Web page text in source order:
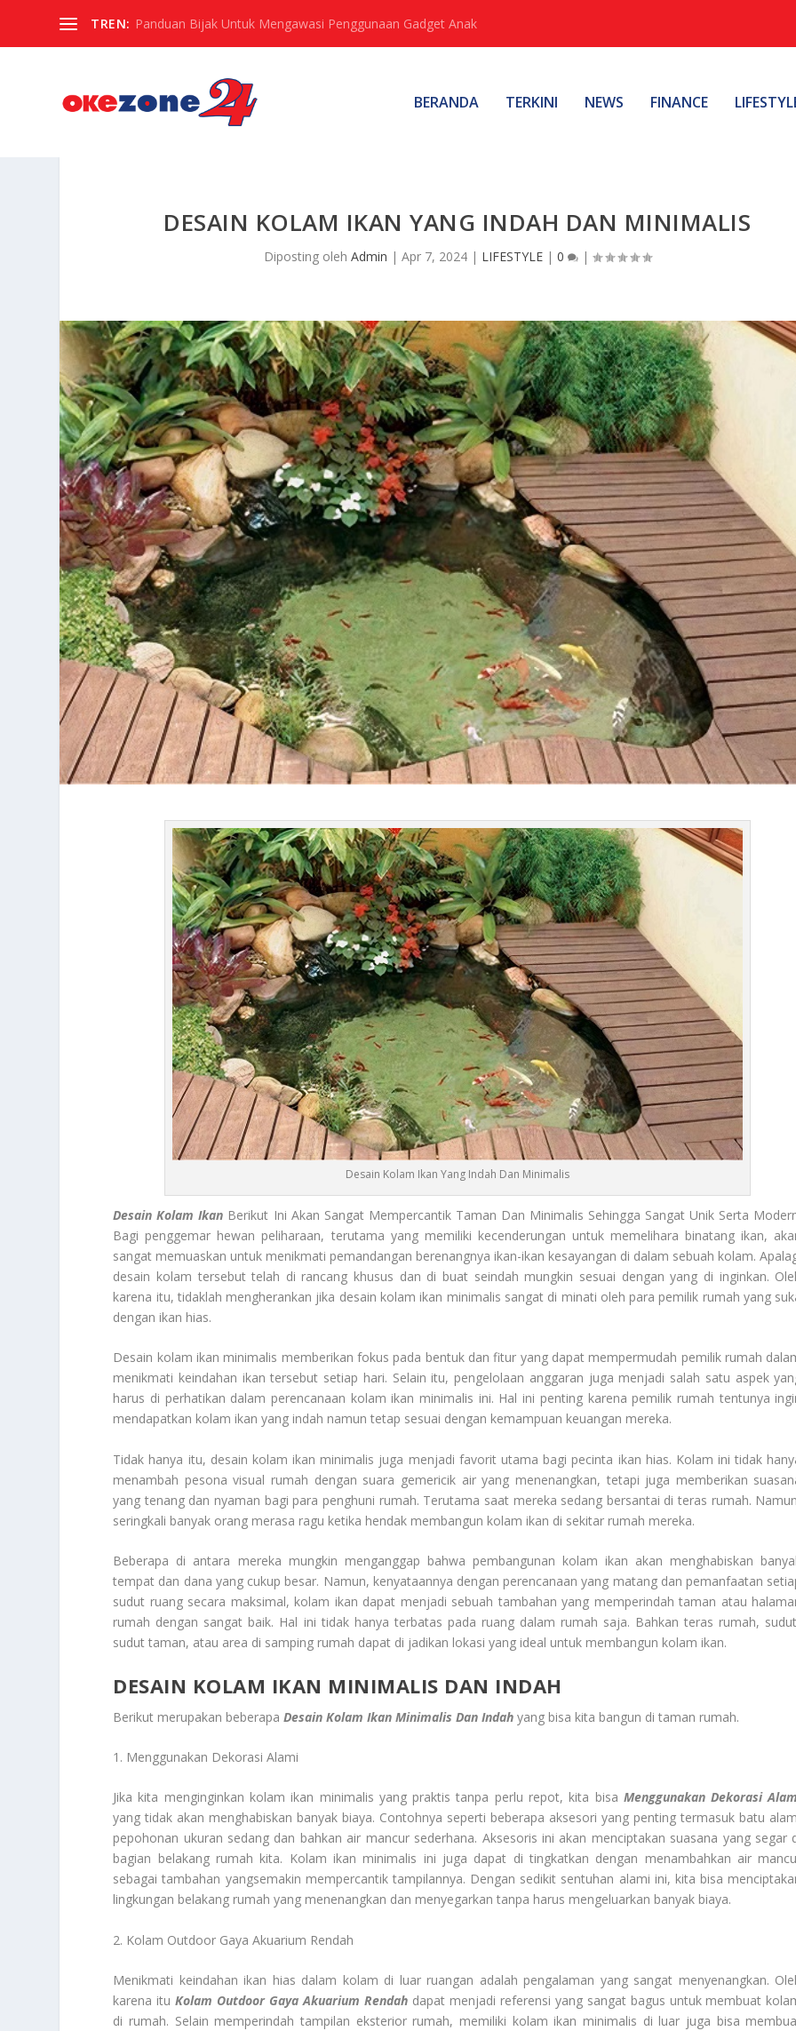
TREN: Panduan Bijak Untuk Mengawasi Penggunaan Gadget Anak
BERANDA TERKINI NEWS FINANCE
DESAIN KOLAM IKAN YANG INDAH DAN MINIMALIS
Diposting oleh Admin | Apr 7, 2024| LIFESTYLE| 0 |
Desain Kolam Ikan Yang Indah Dan Minimalis
Desain Kolam Ikan Berikut Ini Akan Sangat Mempercantik Taman Dan Minimalis Sehingga Sangat Unik Serta
Bagi penggemar hewan peliharaan, terutama yang memiliki kecenderungan untuk memelihara binatang ikan,
sangat memuaskan untuk menikmati pemandangan berenangnya ikan-ikan kesayangan di dalam sebuah kolam.
desain kolam tersebut telah di rancang khusus dan di buat seindah mungkin sesuai dengan yang di inginkan.
karena itu, tidaklah mengherankan jika desain kolam ikan minimalis sangat di minati oleh para pemilik rumah yang
dengan ikan hias.
Desain kolam ikan minimalis memberikan fokus pada bentuk dan fitur yang dapat mempermudah pemilik rumah
menikmati keindahan ikan tersebut setiap hari. Selain itu, pengelolaan anggaran juga menjadi salah satu aspek
harus di perhatikan dalam perencanaan kolam ikan minimalis ini. Hal ini penting karena pemilik rumah tentunya
mendapatkan kolam ikan yang indah namun tetap sesuai dengan kemampuan keuangan mereka.
Tidak hanya itu, desain kolam ikan minimalis juga menjadi favorit utama bagi pecinta ikan hias. Kolam ini tidak
menambah pesona visual rumah dengan suara gemericik air yang menenangkan, tetapi juga memberikan
yang tenang dan nyaman bagi para penghuni rumah. Terutama saat mereka sedang bersantai di teras rumah.
seringkali banyak orang merasa ragu ketika hendak membangun kolam ikan di sekitar rumah mereka.
Beberapa di antara mereka mungkin menganggap bahwa pembangunan kolam ikan akan menghabiskan
tempat dan dana yang cukup besar. Namun, kenyataannya dengan perencanaan yang matang dan pemanfaatan
sudut ruang secara maksimal, kolam ikan dapat menjadi sebuah tambahan yang memperindah taman atau
rumah dengan sangat baik. Hal ini tidak hanya terbatas pada ruang dalam rumah saja. Bahkan teras rumah,
sudut taman, atau area di samping rumah dapat di jadikan lokasi yang ideal untuk membangun kolam ikan.
DESAIN KOLAM IKAN MINIMALIS DAN INDAH
Berikut merupakan beberapaDesain Kolam Ikan Minimalis Dan Indah yang bisa kita bangun di taman rumah.
1. Menggunakan Dekorasi Alami
Jika kita menginginkan kolam ikan minimalis yang praktis tanpa perlu repot, kita bisa Menggunakan Dekorasi
yang tidak akan menghabiskan banyak biaya. Contohnya seperti beberapa aksesori yang penting termasuk batu
pepohonan ukuran sedang dan bahkan air mancur sederhana. Aksesoris ini akan menciptakan suasana yang segar
bagian belakang rumah kita. Kolam ikan minimalis ini juga dapat di tingkatkan dengan menambahkan air
sebagai tambahan yangsemakin mempercantik tampilannya. Dengan sedikit sentuhan alami ini, kita bisa
lingkungan belakang rumah yang menenangkan dan menyegarkan tanpa harus mengeluarkan banyak biaya.
2. Kolam Outdoor Gaya Akuarium Rendah
Menikmati keindahan ikan hias dalam kolam di luar ruangan adalah pengalaman yang sangat menyenangkan.
karena ituKolam Outdoor Gaya Akuarium Rendahdapat menjadi referensi yang sangat bagus untuk membuat
di rumah. Selain memperindah tampilan eksterior rumah, memiliki kolam ikan minimalis di luar juga bisa